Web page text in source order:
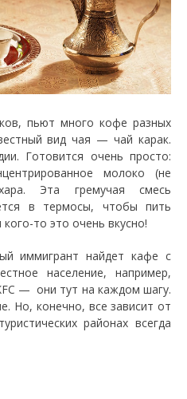
пьют много кофе разных
вид чая — чай карак.
Готовится очень просто:
молоко (не
Эта гремучая смесь
в термосы, чтобы пить
то это очень вкусно!
иммигрант найдет кафе с
население, например,
— они тут на каждом шагу.
Но, конечно, все зависит от
районах всегда